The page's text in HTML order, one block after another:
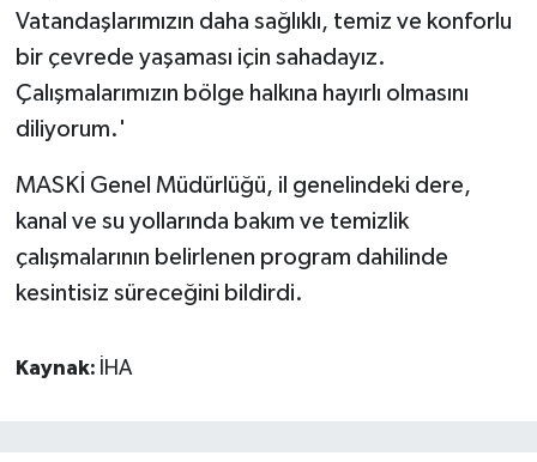
Vatandaşlarımızın daha sağlıklı, temiz ve konforlu
bir çevrede yaşaması için sahadayız.
Çalışmalarımızın bölge halkına hayırlı olmasını
diliyorum.'
MASKİ Genel Müdürlüğü, il genelindeki dere,
kanal ve su yollarında bakım ve temizlik
çalışmalarının belirlenen program dahilinde
kesintisiz süreceğini bildirdi.
Kaynak: İHA